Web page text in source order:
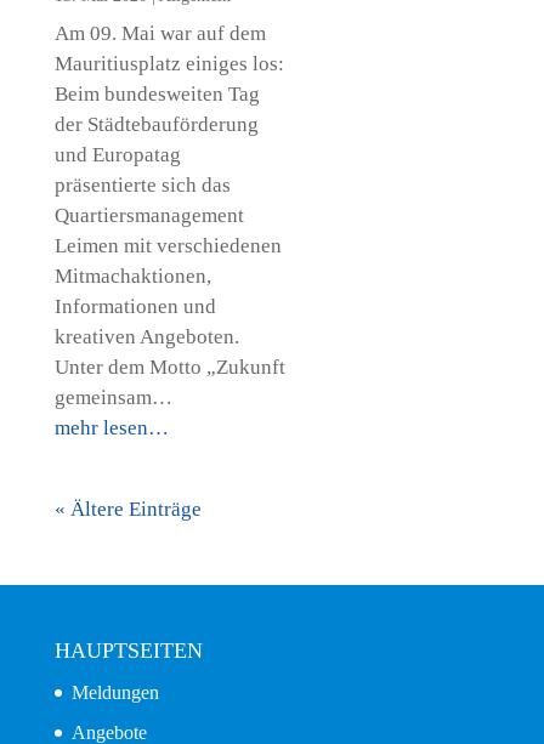
Am 09. Mai war auf dem
Mauritiusplatz einiges los:
Beim bundesweiten Tag
der Städtebauförderung
und Europatag
präsentierte sich das
Quartiersmanagement
Leimen mit verschiedenen
Mitmachaktionen,
Informationen und
kreativen Angeboten.
Unter dem Motto „Zukunft
gemeinsam…
mehr lesen…
« Ältere Einträge
HAUPTSEITEN
Meldungen
Angebote